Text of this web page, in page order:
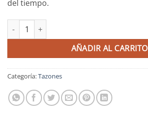
del tiempo.
Tazon personalizado de cerámica cantidad
AÑADIR AL CARRITO
Categoría:Tazones